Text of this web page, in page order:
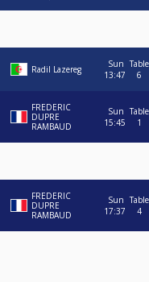
Radil Lazereg
Sun
13:47
Table
6
FREDERIC
DUPRE
RAMBAUD
Sun
15:45
Table
1
FREDERIC
DUPRE
RAMBAUD
Sun
17:37
Table
4